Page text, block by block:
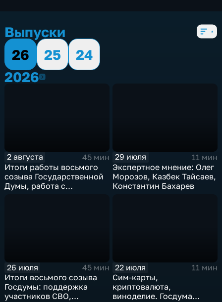
Выпуски
26
25
24
20262026
2 августа
45 мин
Итоги работы восьмого
созыва Государственной
Думы, работа с
29 июля
11 мин
Экспертное мнение: Олег
Морозов, Казбек Тайсаев,
Константин Бахарев
26 июля
45 мин
Итоги восьмого созыва
Госдумы: поддержка
участников СВО,
22 июля
11 мин
Сим-карты,
криптовалюта,
виноделие. Госдума